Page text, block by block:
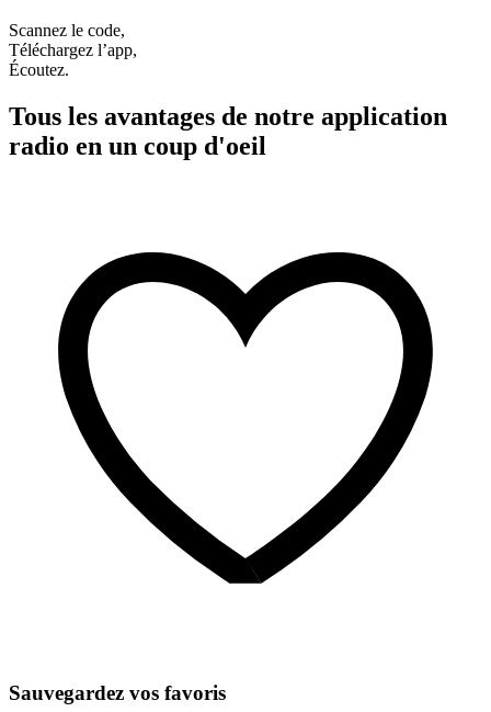
Scannez le code,
Téléchargez l’app,
Écoutez.
Tous les avantages de notre application
radio en un coup d'oeil
Sauvegardez vos favoris